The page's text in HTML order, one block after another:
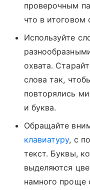
проверочным
что в итоговом
Используйте
охвата.
слова так,
повторялись
и буква.
Обращайте
клавиатуру, с
текст. Буквы,
выделяются
намного проще